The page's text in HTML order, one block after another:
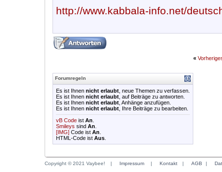
http://www.kabbala-info.net/
«
Forumregeln
Es ist Ihnen nicht erlaubt , neue Themen zu verfassen.
Es ist Ihnen nicht erlaubt , auf Beiträge zu antworten.
Es ist Ihnen nicht erlaubt , Anhänge anzufügen.
Es ist Ihnen nicht erlaubt , Ihre Beiträge zu bearbeiten.
vB Code ist An
Smileys sind An
[IMG] Code ist An
HTML-Code ist Aus
Copyright © 2021 Vaybee! | Impressum | Kontakt | AGB |